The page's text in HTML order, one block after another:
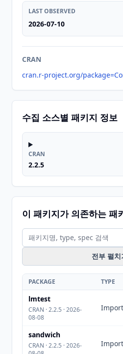
LAST OBSERVED
2026-07-10
CRAN
cran.r-project.org/
수집 소스별 패키지 정보
CRAN
2.2.5
이 패키지가 의존하는 패
전부 펼치
PACKAGE TYPE
lmtest
CRAN · 2.2.5 · 2026-
08-08
sandwich
CRAN · 2.2.5 · 2026-